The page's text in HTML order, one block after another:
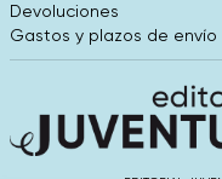
Devoluciones
Gastos y plazos de envío